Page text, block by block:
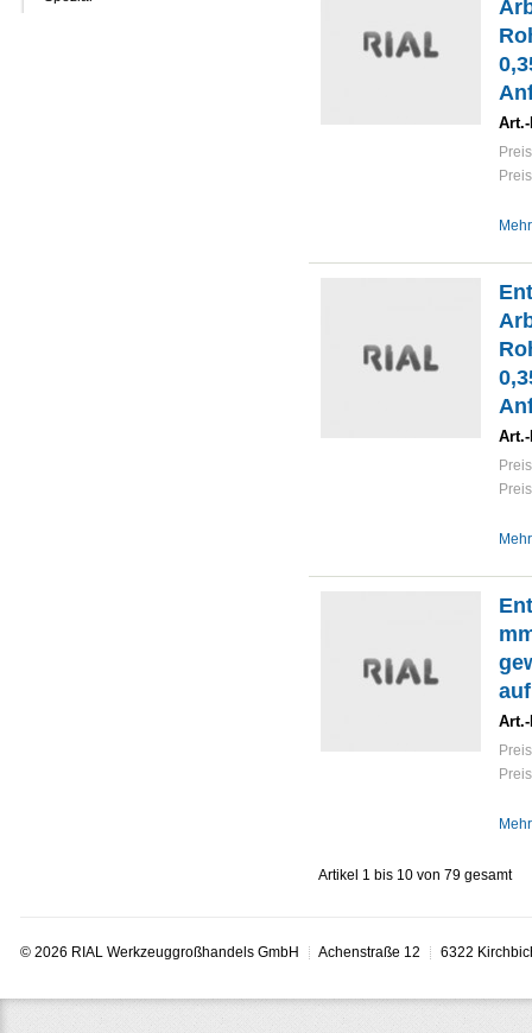
Art.-
Art.-
Art.-
Artikel 1 bis 10 von 79 gesamt
© 2026 RIAL Werkzeuggroßhandels GmbH Achenstraße 12 6322